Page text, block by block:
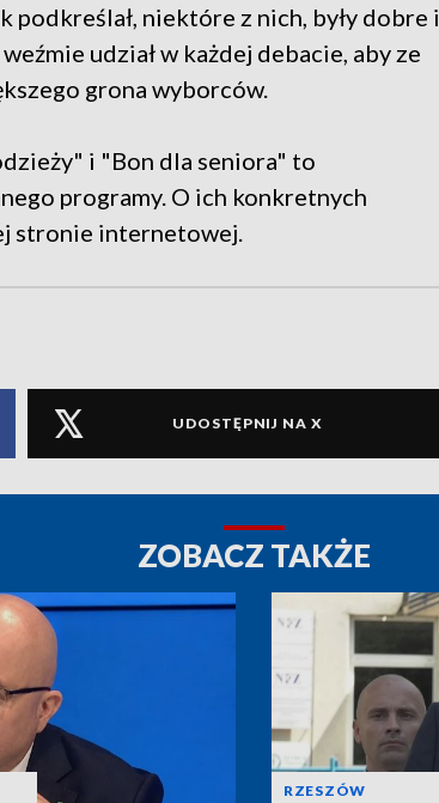
niektóre z nich, były dobre i
udział w każdej debacie, aby ze
grona wyborców.
i "Bon dla seniora" to
programy. O ich konkretnych
stronie internetowej.
UDOSTĘPNIJ NA X
ZOBACZ TAKŻE
RZESZÓW